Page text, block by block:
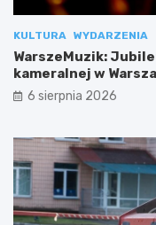
KULTURA WYDARZENIA
WarszeMuzik:
kameralnej w
6 sierpnia 2026